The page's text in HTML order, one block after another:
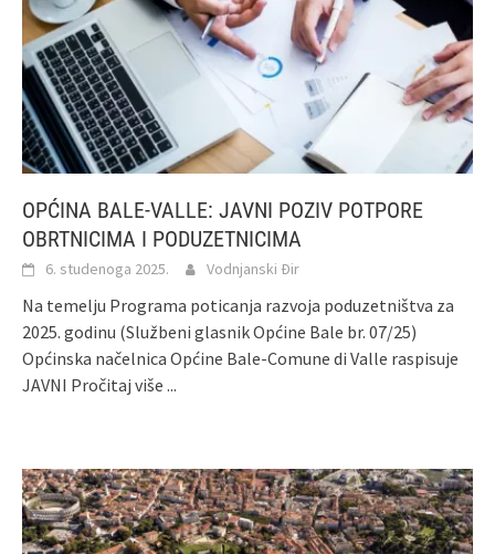
OPĆINA BALE-VALLE: JAVNI POZIV POTPORE
OBRTNICIMA I PODUZETNICIMA
6. studenoga 2025. Vodnjanski Đir
Na temelju Programa poticanja razvoja poduzetništva za
2025. godinu (Službeni glasnik Općine Bale br. 07/25)
Općinska načelnica Općine Bale-Comune di Valle raspisuje
JAVNI Pročitaj više ...